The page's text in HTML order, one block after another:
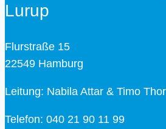
Lurup
Flurstraße 15
22549 Hamburg
Leitung: Nabila Attar & Timo
Telefon: 040 21 90 11 99